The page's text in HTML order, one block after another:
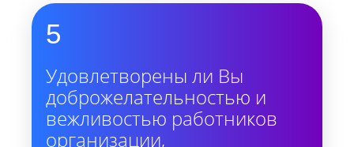
5
Удовлетворены ли Вы
доброжелательностью и
вежливостью работников
организации,